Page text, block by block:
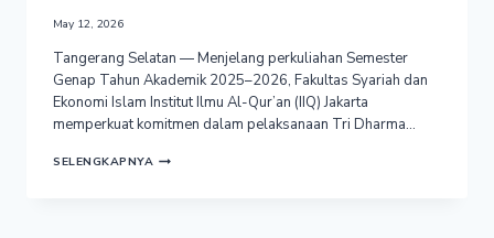
May 12, 2026
Tangerang Selatan — Menjelang perkuliahan Semester
Genap Tahun Akademik 2025–2026, Fakultas Syariah dan
Ekonomi Islam Institut Ilmu Al-Qur’an (IIQ) Jakarta
memperkuat komitmen dalam pelaksanaan Tri Dharma…
SELENGKAPNYA FAKULTAS